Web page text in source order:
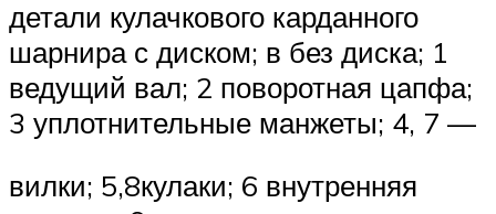
детали кулачкового карданного
шарнира с диском; в без диска; 1
ведущий вал; 2 поворотная цапфа;
3 уплотнительные манжеты; 4, 7 —
вилки; 5,8кулаки; 6 внутренняя